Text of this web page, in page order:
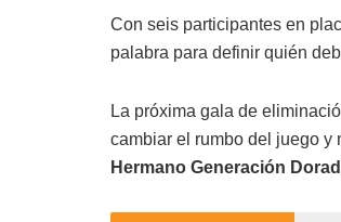
Con seis participantes en
palabra para definir quién
La próxima gala de
cambiar el rumbo del juego y
Hermano Generación